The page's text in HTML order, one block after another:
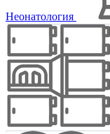
Неонатология